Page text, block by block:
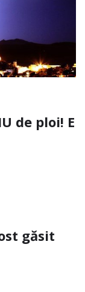
de ploi! E
găsit